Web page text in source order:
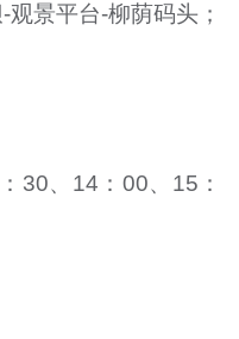
景平台-柳荫码头；
30、14：00、15：